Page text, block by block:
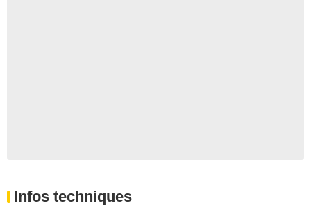
Infos techniques